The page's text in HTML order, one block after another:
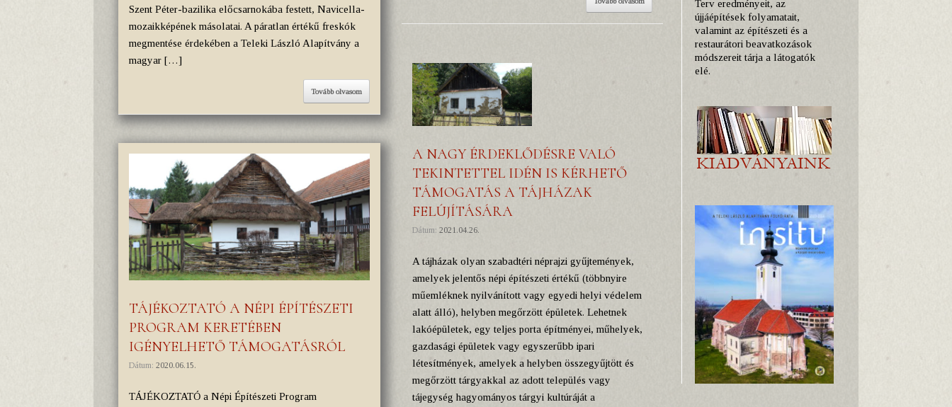
Szent Péter-bazilika előcsarnokába festett, Navicella-
mozaikképének másolatai. A páratlan értékű freskók
megmentése érdekében a Teleki László Alapítvány a
magyar […]
Tovább olvasom
TÁJÉKOZTATÓ A NÉPI ÉPÍTÉSZETI
PROGRAM KERETÉBEN
IGÉNYELHETŐ TÁMOGATÁSRÓL
Dátum: 2020.06.15.
TÁJÉKOZTATÓ a Népi Építészeti Program
A NAGY ÉRDEKLŐDÉSRE VALÓ
TEKINTETTEL IDÉN IS KÉRHETŐ
TÁMOGATÁS A TÁJHÁZAK
FELÚJÍTÁSÁRA
Dátum: 2021.04.26.
A tájházak olyan szabadtéri néprajzi gyűjtemények,
amelyek jelentős népi építészeti értékű (többnyire
műemléknek nyilvánított vagy egyedi helyi védelem
alatt álló), helyben megőrzött épületek. Lehetnek
lakóépületek, egy teljes porta építményei, műhelyek,
gazdasági épületek vagy egyszerűbb ipari
létesítmények, amelyek a helyben összegyűjtött és
megőrzött tárgyakkal az adott település vagy
tájegység hagyományos tárgyi kultúráját a
Terv eredményeit, az
újjáépítések folyamatait,
valamint az építészeti és a
restaurátori beavatkozások
módszereit tárja a látogatók
elé.